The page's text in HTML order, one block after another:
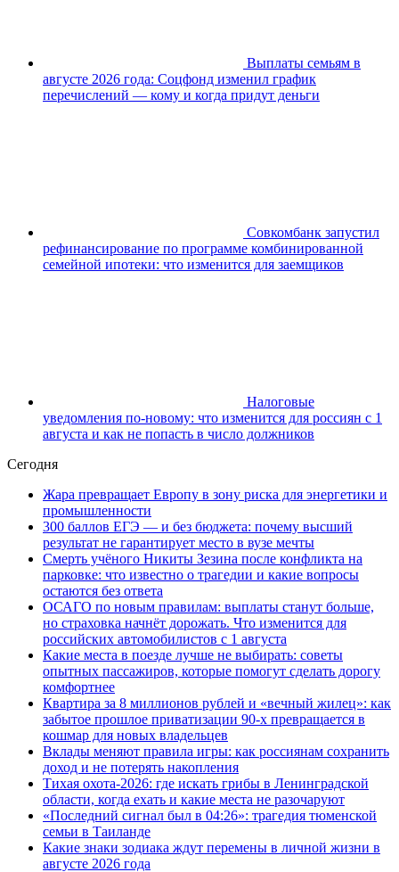
Выплаты семьям в
августе 2026 года: Соцфонд изменил график
перечислений — кому и когда придут деньги
Совкомбанк запустил
рефинансирование по программе комбинированной
семейной ипотеки: что изменится для заемщиков
Налоговые
уведомления по-новому: что изменится для россиян с 1
августа и как не попасть в число должников
Сегодня
Жара превращает Европу в зону риска для энергетики и
промышленности
300 баллов ЕГЭ — и без бюджета: почему высший
результат не гарантирует место в вузе мечты
Смерть учёного Никиты Зезина после конфликта на
парковке: что известно о трагедии и какие вопросы
остаются без ответа
ОСАГО по новым правилам: выплаты станут больше,
но страховка начнёт дорожать. Что изменится для
российских автомобилистов с 1 августа
Какие места в поезде лучше не выбирать: советы
опытных пассажиров, которые помогут сделать дорогу
комфортнее
Квартира за 8 миллионов рублей и «вечный жилец»: как
забытое прошлое приватизации 90-х превращается в
кошмар для новых владельцев
Вклады меняют правила игры: как россиянам сохранить
доход и не потерять накопления
Тихая охота-2026: где искать грибы в Ленинградской
области, когда ехать и какие места не разочаруют
«Последний сигнал был в 04:26»: трагедия тюменской
семьи в Таиланде
Какие знаки зодиака ждут перемены в личной жизни в
августе 2026 года